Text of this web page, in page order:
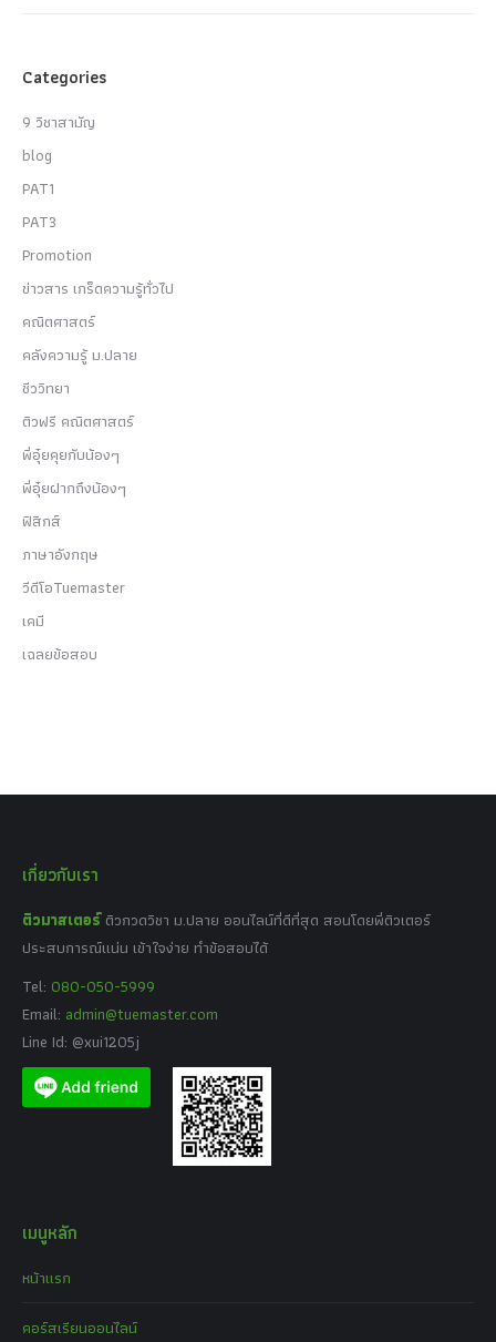
Categories
9 วิชาสามัญ
blog
PAT1
PAT3
Promotion
ข่าวสาร เกร็ดความรู้ทั่วไป
คณิตศาสตร์
คลังความรู้ ม.ปลาย
ชีววิทยา
ติวฟรี คณิตศาสตร์
พี่อุ๋ยคุยกับน้องๆ
พี่อุ๋ยฝากถึงน้องๆ
ฟิสิกส์
ภาษาอังกฤษ
วีดีโอTuemaster
เคมี
เฉลยข้อสอบ
เกี่ยวกับเรา
ติวมาสเตอร์ ติวกวดวิชา ม.ปลาย ออนไลน์ที่ดีที่สุด สอนโดยพี่ติวเตอร์
ประสบการณ์แน่น เข้าใจง่าย ทำข้อสอบได้
Tel: 080-050-5999
Email: admin@tuemaster.com
Line Id: @xui1205j
เมนูหลัก
หน้าแรก
คอร์สเรียนออนไลน์